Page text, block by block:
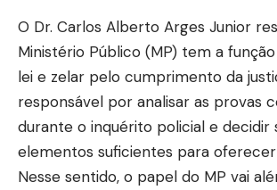
O Dr. Carlos Alberto Arges Junior
Ministério Público (MP) tem a
lei e zelar pelo cumprimento da
responsável por analisar as provas
durante o inquérito policial e decidir
elementos suficientes para oferecer
Nesse sentido, o papel do MP vai